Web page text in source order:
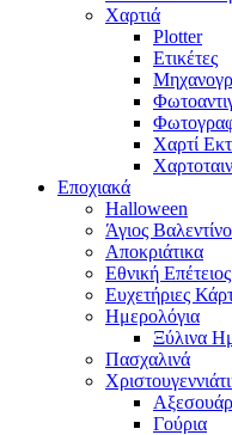
Χαρτιά
Plotter
Ετικέτες
Χαρτί
Εποχιακά
Halloween
Άγιος
Αποκριάτικα
Εθνική Επέτειος
Ευχετήριες
Ημερολόγια
Ξύλινα
Πασχαλινά
Αξεσουάρ
Γούρια